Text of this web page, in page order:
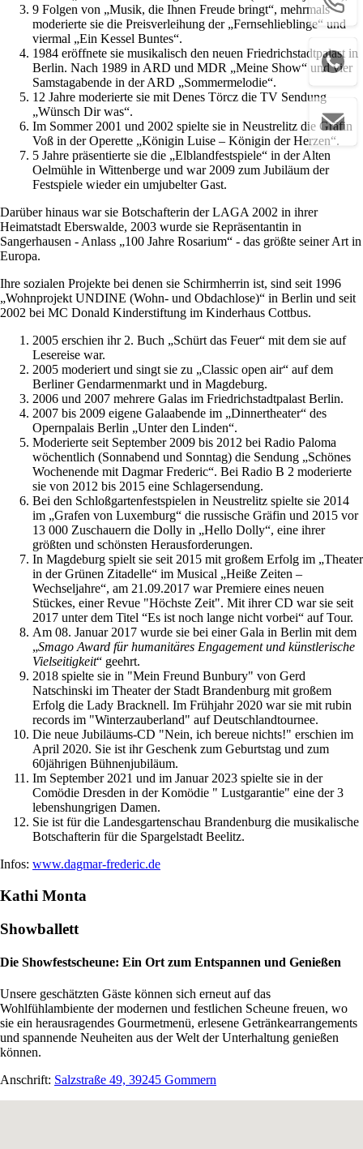
9 Folgen von „Musik, die Ihnen Freude bringt“, mehrmals
moderierte sie die Preisverleihung der „Fernsehlieblinge“ und
viermal „Ein Kessel Buntes“.
1984 eröffnete sie musikalisch den neuen Friedrichstadtpalast in
Berlin. Nach 1989 in ARD und MDR „Meine Show“ und vier
Samstagabende in der ARD „Sommermelodie“.
12 Jahre moderierte sie mit Denes Törcz die TV Sendung
„Wünsch Dir was“.
Im Sommer 2001 und 2002 spielte sie in Neustrelitz die Gräfin
Voß in der Operette „Königin Luise – Königin der Herzen“.
5 Jahre präsentierte sie die „Elblandfestspiele“ in der Alten
Oelmühle in Wittenberge und war 2009 zum Jubiläum der
Festspiele wieder ein umjubelter Gast.
Darüber hinaus war sie Botschafterin der LAGA 2002 in ihrer
Heimatstadt Eberswalde, 2003 wurde sie Repräsentantin in
Sangerhausen - Anlass „100 Jahre Rosarium“ - das größte seiner Art in
Europa.
Ihre sozialen Projekte bei denen sie Schirmherrin ist, sind seit 1996
„Wohnprojekt UNDINE (Wohn- und Obdachlose)“ in Berlin und seit
2002 bei MC Donald Kinderstiftung im Kinderhaus Cottbus.
2005 erschien ihr 2. Buch „Schürt das Feuer“ mit dem sie auf
Lesereise war.
2005 moderiert und singt sie zu „Classic open air“ auf dem
Berliner Gendarmenmarkt und in Magdeburg.
2006 und 2007 mehrere Galas im Friedrichstadtpalast Berlin.
2007 bis 2009 eigene Galaabende im „Dinnertheater“ des
Opernpalais Berlin „Unter den Linden“.
Moderierte seit September 2009 bis 2012 bei Radio Paloma
wöchentlich (Sonnabend und Sonntag) die Sendung „Schönes
Wochenende mit Dagmar Frederic“. Bei Radio B 2 moderierte
sie von 2012 bis 2015 eine Schlagersendung.
Bei den Schloßgartenfestspielen in Neustrelitz spielte sie 2014
im „Grafen von Luxemburg“ die russische Gräfin und 2015 vor
13 000 Zuschauern die Dolly in „Hello Dolly“, eine ihrer
größten und schönsten Herausforderungen.
In Magdeburg spielt sie seit 2015 mit großem Erfolg im „Theater
in der Grünen Zitadelle“ im Musical „Heiße Zeiten –
Wechseljahre“, am 21.09.2017 war Premiere eines neuen
Stückes, einer Revue "Höchste Zeit". Mit ihrer CD war sie seit
2017 unter dem Titel “Es ist noch lange nicht vorbei“ auf Tour.
Am 08. Januar 2017 wurde sie bei einer Gala in Berlin mit dem
„Smago Award für humanitäres Engagement und künstlerische
Vielseitigkeit“ geehrt.
2018 spielte sie in "Mein Freund Bunbury" von Gerd
Natschinski im Theater der Stadt Brandenburg mit großem
Erfolg die Lady Bracknell. Im Frühjahr 2020 war sie mit rubin
records im "Winterzauberland" auf Deutschlandtournee.
Die neue Jubiläums-CD "Nein, ich bereue nichts!" erschien im
April 2020. Sie ist ihr Geschenk zum Geburtstag und zum
60jährigen Bühnenjubiläum.
Im September 2021 und im Januar 2023 spielte sie in der
Comödie Dresden in der Komödie " Lustgarantie" eine der 3
lebenshungrigen Damen.
Sie ist für die Landesgartenschau Brandenburg die musikalische
Botschafterin für die Spargelstadt Beelitz.
Infos: www.dagmar-frederic.de
Kathi Monta
Showballett
Die Showfestscheune: Ein Ort zum Entspannen und Genießen
Unsere geschätzten Gäste können sich erneut auf das
Wohlfühlambiente der modernen und festlichen Scheune freuen, wo
sie ein herausragendes Gourmetmenü, erlesene Getränkearrangements
und spannende Neuheiten aus der Welt der Unterhaltung genießen
können.
Anschrift: Salzstraße 49, 39245 Gommern